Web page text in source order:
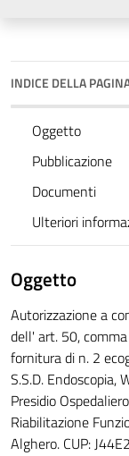
INDICE DELLA
Oggetto
Pubblicazione
Documenti
Ulteriori
Oggetto
Autorizzazione a
dell' art. 50,
fornitura di n. 2
S.S.D. Endoscopia,
Presidio
Riabilitazione
Alghero. CUP: